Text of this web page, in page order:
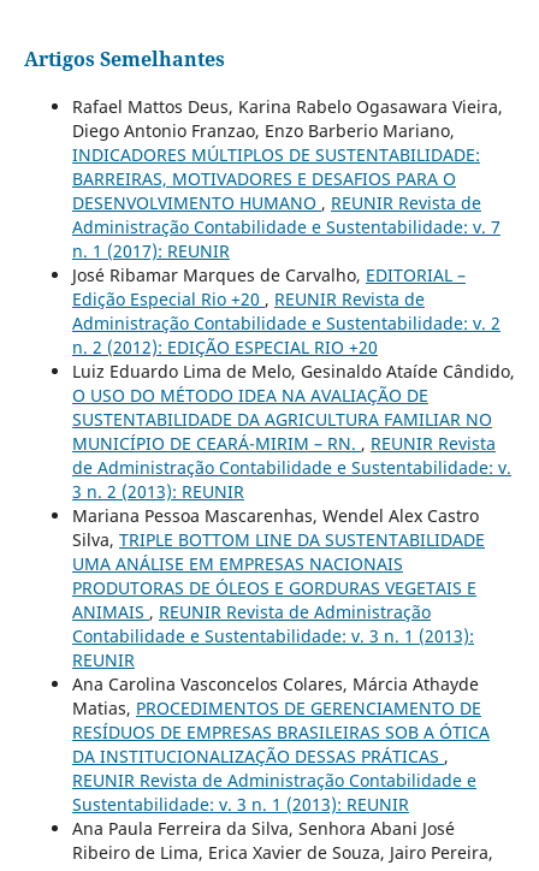
Artigos Semelhantes
Rafael Mattos Deus, Karina Rabelo Ogasawara Vieira,
Diego Antonio Franzao, Enzo Barberio Mariano,
INDICADORES MÚLTIPLOS DE SUSTENTABILIDADE:
BARREIRAS, MOTIVADORES E DESAFIOS PARA O
DESENVOLVIMENTO HUMANO , REUNIR Revista de
Administração Contabilidade e Sustentabilidade: v. 7
n. 1 (2017): REUNIR
José Ribamar Marques de Carvalho, EDITORIAL –
Edição Especial Rio +20 , REUNIR Revista de
Administração Contabilidade e Sustentabilidade: v. 2
n. 2 (2012): EDIÇÃO ESPECIAL RIO +20
Luiz Eduardo Lima de Melo, Gesinaldo Ataíde Cândido,
O USO DO MÉTODO IDEA NA AVALIAÇÃO DE
SUSTENTABILIDADE DA AGRICULTURA FAMILIAR NO
MUNICÍPIO DE CEARÁ-MIRIM – RN. , REUNIR Revista
de Administração Contabilidade e Sustentabilidade: v.
3 n. 2 (2013): REUNIR
Mariana Pessoa Mascarenhas, Wendel Alex Castro
Silva, TRIPLE BOTTOM LINE DA SUSTENTABILIDADE
UMA ANÁLISE EM EMPRESAS NACIONAIS
PRODUTORAS DE ÓLEOS E GORDURAS VEGETAIS E
ANIMAIS , REUNIR Revista de Administração
Contabilidade e Sustentabilidade: v. 3 n. 1 (2013):
REUNIR
Ana Carolina Vasconcelos Colares, Márcia Athayde
Matias, PROCEDIMENTOS DE GERENCIAMENTO DE
RESÍDUOS DE EMPRESAS BRASILEIRAS SOB A ÓTICA
DA INSTITUCIONALIZAÇÃO DESSAS PRÁTICAS ,
REUNIR Revista de Administração Contabilidade e
Sustentabilidade: v. 3 n. 1 (2013): REUNIR
Ana Paula Ferreira da Silva, Senhora Abani José
Ribeiro de Lima, Erica Xavier de Souza, Jairo Pereira,